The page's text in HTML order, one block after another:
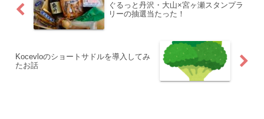
ぐるっと丹沢・大山×宮ヶ瀬スタンプラ
リーの抽選当たった！
Kocevloのショートサドルを導入してみ
たお話